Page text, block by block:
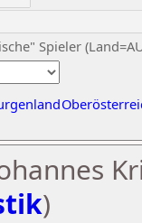
Spieler
)